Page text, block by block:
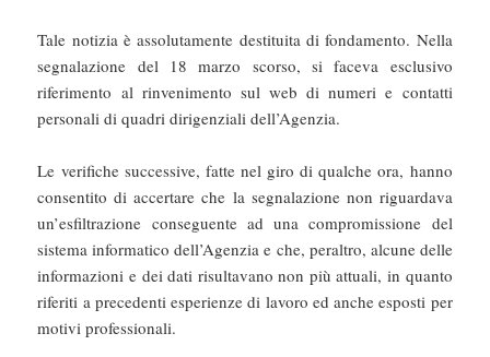
Tale notizia è assolutamente destituita di fondamento. Nella
segnalazione del 18 marzo scorso, si faceva esclusivo
riferimento al rinvenimento sul web di numeri e contatti
personali di quadri dirigenziali dell’Agenzia.
Le verifiche successive, fatte nel giro di qualche ora, hanno
consentito di accertare che la segnalazione non riguardava
un’esfiltrazione conseguente ad una compromissione del
sistema informatico dell’Agenzia e che, peraltro, alcune delle
informazioni e dei dati risultavano non più attuali, in quanto
riferiti a precedenti esperienze di lavoro ed anche esposti per
motivi professionali.